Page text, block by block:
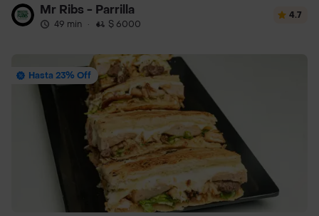
Mr Ribs - Parrilla
49 min · $ 6000
4.7
Hasta 23% Off